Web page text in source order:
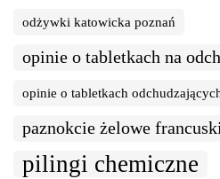
odżywki katowicka poznań
opinie o tabletkach na
opinie o tabletkach
paznokcie żelowe francuski
pilingi chemiczne